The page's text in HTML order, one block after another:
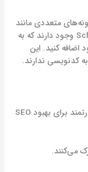
متعددی مانند
Yoast SEO Premium، Rank Math و Schema Pro وجود دارند که به
اضافه کنید. این
کدنویسی ندارند.
در این مطلب آموختیم که اسکیما مارک‌آپ ابزاری قدرتمند برای بهبود SEO
می‌کنند.